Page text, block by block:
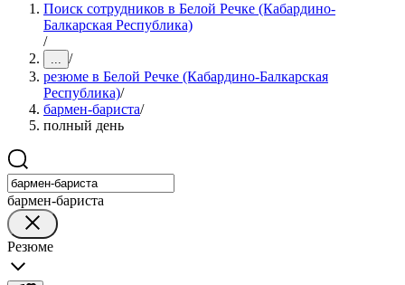
Поиск сотрудников в Белой Речке (Кабардино-
Балкарская Республика)
/
... /
резюме в Белой Речке (Кабардино-Балкарская
Республика)/
бармен-бариста/
полный день
бармен-бариста
Резюме